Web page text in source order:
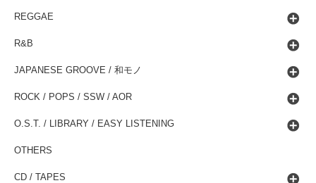
REGGAE
R&B
JAPANESE GROOVE / 和モノ
ROCK / POPS / SSW / AOR
O.S.T. / LIBRARY / EASY LISTENING
OTHERS
CD / TAPES